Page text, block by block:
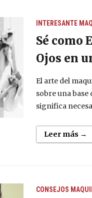
INTERESANTE
Sé como
Ojos en
El arte del
sobre una
significa
Leer más →
CONSEJOS